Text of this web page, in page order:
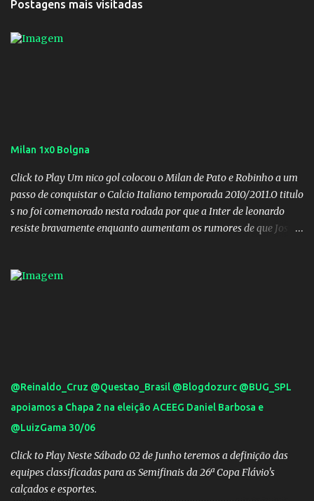
Postagens mais visitadas
Milan 1x0 Bolgna
Click to Play Um nico gol colocou o Milan de Pato e Robinho a um
passo de conquistar o Calcio Italiano temporada 2010/2011.O titulo
s no foi comemorado nesta rodada por que a Inter de leonardo
resiste bravamente enquanto aumentam os rumores de que Jos
definido e tem o Milan como virtual campeao. ;
@Reinaldo_Cruz @Questao_Brasil @Blogdozurc @BUG_SPL
apoiamos a Chapa 2 na eleição ACEEG Daniel Barbosa e
@LuizGama 30/06
Click to Play Neste Sábado 02 de Junho teremos a definição das
equipes classificadas para as Semifinais da 26ª Copa Flávio's
calçados e esportes.